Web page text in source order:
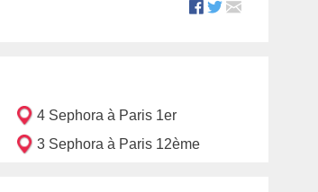
4 Sephora à Paris 1er
3 Sephora à Paris 12ème